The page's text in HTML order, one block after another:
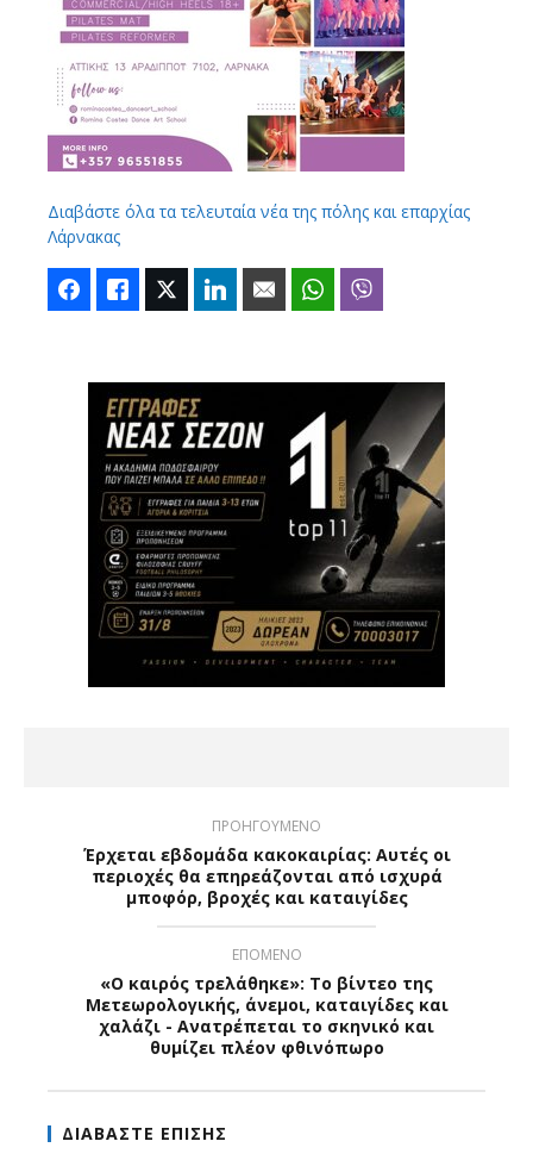
Διαβάστε όλα τα τελευταία νέα της πόλης και επαρχίας
Λάρνακας
FacebookLike Twitter LinkedIn Email WhatsApp
ΠΡΟΗΓΟΥΜΕΝΟ
Έρχεται εβδομάδα κακοκαιρίας: Αυτές οι
περιοχές θα επηρεάζονται από ισχυρά
μποφόρ, βροχές και καταιγίδες
ΕΠΟΜΕΝΟ
«Ο καιρός τρελάθηκε»: Το βίντεο της
Μετεωρολογικής, άνεμοι, καταιγίδες και
χαλάζι - Ανατρέπεται το σκηνικό και
θυμίζει πλέον φθινόπωρο
ΔΙΑΒΑΣΤΕ ΕΠΙΣΗΣ